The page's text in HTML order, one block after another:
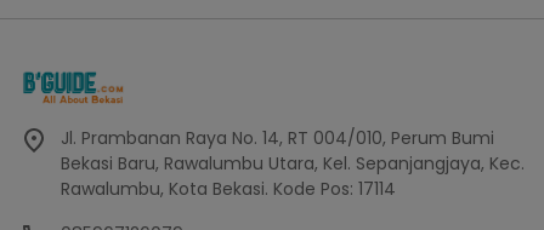
Jl. Prambanan Raya No. 14, RT 004/010, Perum Bumi
Bekasi Baru, Rawalumbu Utara, Kel. Sepanjangjaya, Kec.
Rawalumbu, Kota Bekasi. Kode Pos: 17114